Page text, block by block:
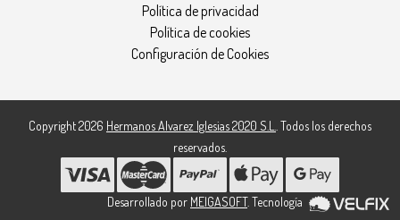
Política de privacidad
Política de cookies
Configuración de Cookies
Copyright 2026 Hermanos Alvarez Iglesias 2020 S.L.. Todos los derechos
reservados.
Desarrollado por MEIGASOFT. Tecnología